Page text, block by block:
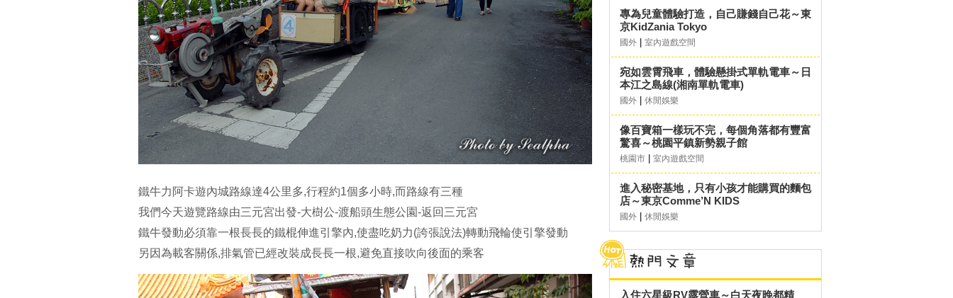
鐵牛力阿卡遊內城路線達4公里多,行程約1個多小時,而路線有三種
我們今天遊覽路線由三元宮出發-大樹公-渡船頭生態公園-返回三元宮
鐵牛發動必須靠一根長長的鐵棍伸進引擎內,使盡吃奶力(誇張說法)轉動飛輪使引擎發動
另因為載客關係,排氣管已經改裝成長長一根,避免直接吹向後面的乘客
專為兒童體驗打造，自己賺錢自己花～東
京KidZania Tokyo
國外 室內遊戲空間
宛如雲霄飛車，體驗懸掛式單軌電車～日
本江之島線(湘南單軌電車)
國外 休閒娛樂
像百寶箱一樣玩不完，每個角落都有豐富
驚喜～桃園平鎮新勢親子館
桃園市 室內遊戲空間
進入秘密基地，只有小孩才能購買的麵包
店～東京Comme’N KIDS
國外 休閒娛樂
入住六星級RV露營車～白天夜晚都精